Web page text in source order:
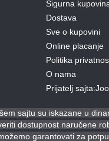
Sigurna
Dostava
Sve o kupovini
Online placanje
Politika
O nama
Prijatelj
sajtu su iskazane u
dostupnost naručene
garantovati za